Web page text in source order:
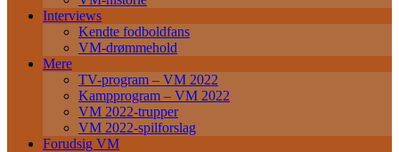
Interviews
Kendte fodboldfans
VM-drømmehold
Mere
TV-program – VM 2022
Kampprogram – VM 2022
VM 2022-trupper
VM 2022-spilforslag
Forudsig VM